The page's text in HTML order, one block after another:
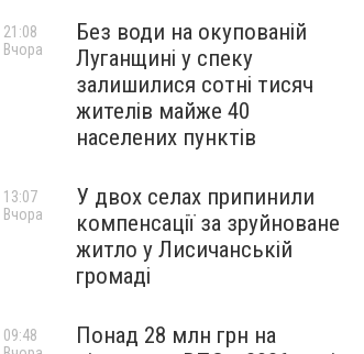
Без води на окупованій
Луганщині у спеку
залишилися сотні тисяч
жителів майже 40
населених пунктів
21:08
Вчора
У двох селах припинили
компенсації за зруйноване
житло у Лисичанській
громаді
13:07
Вчора
Понад 28 млн грн на
09:48